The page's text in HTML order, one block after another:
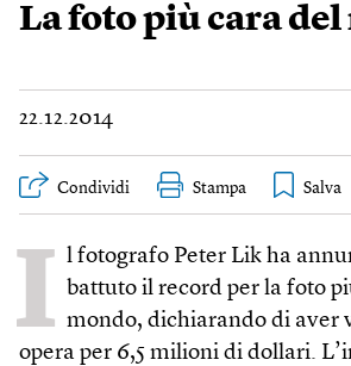
La foto più cara
22.12.2014
Condividi Stampa
I l fotografo Peter Lik ha
battuto il record per la foto
mondo, dichiarando di aver
opera per 6,5 milioni di dollari.